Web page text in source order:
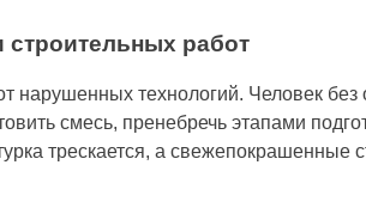
строительных работ
нарушенных технологий. Человек
смесь, пренебречь этапами
трескается, а свежепокрашенные